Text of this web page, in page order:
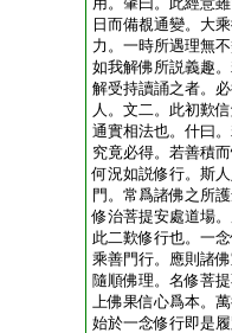
日而備覩通變。大
力。一時所遇理無
如我解佛所説義趣
解受持讀誦之者。
人。文二。此初歎
通實相法也。什曰
究竟必得。若善積
何況如説修行。斯
門。常爲諸佛之所
修治菩提安處道場
此二歎修行也。一
乘善門行。應則諸
隨順佛理。名修菩
上佛果信心爲本。
始於一念修行即是